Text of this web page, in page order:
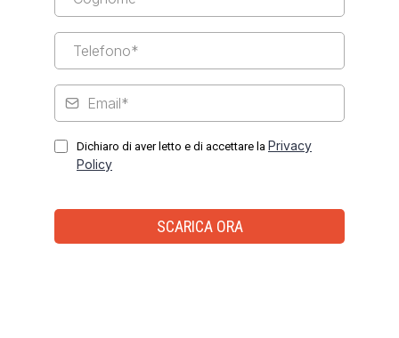
Dichiaro di aver letto e di accettare la Privacy
Policy
SCARICA ORA